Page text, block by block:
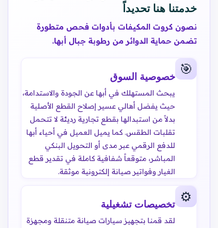
خدمتنا هنا تحديداً
نصون كروت المكيفات بأدوات فحص متطورة
تضمن حماية الدوائر من رطوبة جبال أبها.
🎯 خصوصية السوق
يبحث المستهلك في أبها عن الجودة والاستدامة،
حيث يفضل أهالي عسير إصلاح القطع الأصلية
بدلاً من استبدالها بقطع تجارية رديئة لا تتحمل
تقلبات الطقس. كما يميل العميل في أحياء أبها
للدفع الرقمي عبر مدى أو التحويل البنكي
المباشر، متوقعاً شفافية كاملة في تقدير قطع
الغيار وفواتير صيانة إلكترونية موثقة.
⚙️ تخصيصات تشغيلية
لقد قمنا بتجهيز سيارات صيانة متنقلة ومجهزة